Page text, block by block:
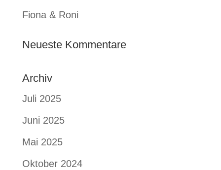
Fiona & Roni
Neueste Kommentare
Archiv
Juli 2025
Juni 2025
Mai 2025
Oktober 2024